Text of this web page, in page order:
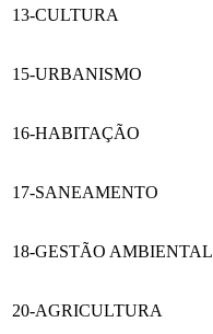
13-CULTURA
15-URBANISMO
16-HABITAÇÃO
17-SANEAMENTO
18-GESTÃO AMBIENTAL
20-AGRICULTURA